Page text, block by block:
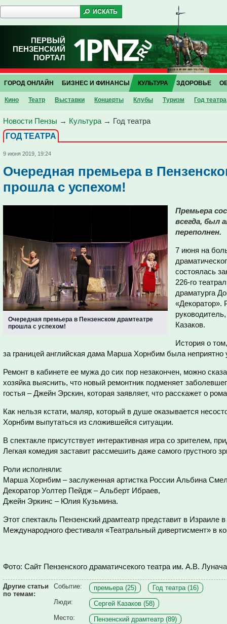
ПЕРВЫЙ
ПЕНЗЕНСКИЙ
ПОРТАЛ
ГОРОД ОНЛАЙН БИЗНЕС И ФИНАНСЫ КУЛЬТУРА
Кино Театр Выставки Концерты Клубы Туризм Год театра
ЗДОРОВЬЕ
Новости Пензы → Культура → Год театра
ГОД ТЕАТРА
9 июня 2019, 19:24
Очередная премьера в
прошла с успехом!
Очередная премьера в Пензенском драмтеатре
прошла с успехом!
Премьера
всегда, был
переполнен.
7 июня на
состоялась
226-го
драматурга
«Декоратор».
Казаков.
История о
за границей английская дама Марша Хорнбим была неприятно
Ремонт в кабинете ее мужа до сих пор незакончен, можно
хозяйка выяснить, что новый ремонтник подменяет
гостья – Джейн Эрскин, которая заявляет, что расскажет о
Как нельзя кстати, маляр, который в душе оказывается
Хорнбим выпутаться из сложившейся ситуации.
В спектакле присутствует интерактивная игра со зрителем,
Легкая комедия заставит рассмешить даже самого грустного
Роли исполняли:
Марша Хорнбим – заслуженная артистка России Альбина
Декоратор Уолтер Пейдж – Альберт Ибраев,
Джейн Эркинс – Юлия Кузьмина.
Этот спектакль Пензенский драмтеатр представит в Израиле
Международного фестиваля «Театральный дивертисмент» в
Фото: Сайт Пензенского драматичсекого театра им. А.В.
Другие статьи
по темам:
Событие: премьера (25)
Год театра (16)
Люди:
Сергей Казаков (58)
Место:
Пензенский драмтеатр (89)